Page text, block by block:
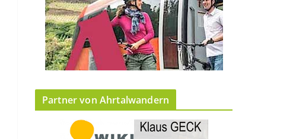
Partner von Ahrtalwandern